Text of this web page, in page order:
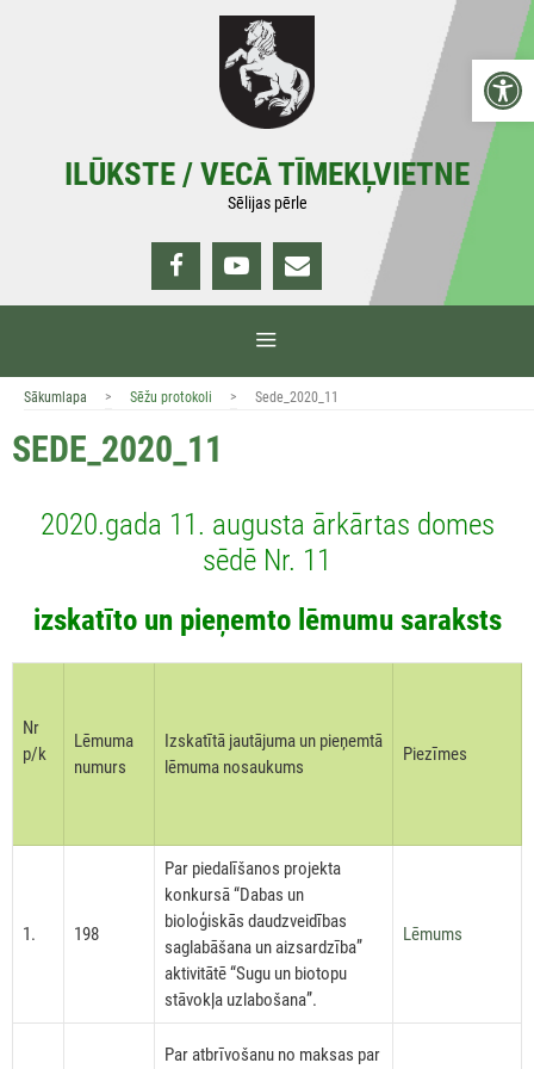
ILŪKSTE / VECĀ TĪMEKĻVIETNE
Sēlijas pērle
Sākumlapa > Sēžu protokoli > Sede_2020_11
SEDE_2020_11
2020.gada 11. augusta ārkārtas domes
sēdē Nr. 11
izskatīto un pieņemto lēmumu saraksts
Nr
p/k
Lēmuma
numurs
Izskatītā jautājuma un pieņemtā
lēmuma nosaukums
Piezīmes
1. 198
Par piedalīšanos projekta
konkursā “Dabas un
bioloģiskās daudzveidības
saglabāšana un aizsardzība”
aktivitātē “Sugu un biotopu
stāvokļa uzlabošana”.
Lēmums
Par atbrīvošanu no maksas par